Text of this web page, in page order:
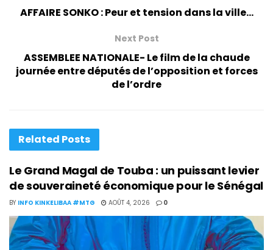
AFFAIRE SONKO : Peur et tension dans la ville…
Next Post
ASSEMBLEE NATIONALE- Le film de la chaude
journée entre députés de l’opposition et forces
de l’ordre
Related Posts
Le Grand Magal de Touba : un puissant levier
de souveraineté économique pour le Sénégal
BY INFO KINKELIBAA #MTG AOÛT 4, 2026 0